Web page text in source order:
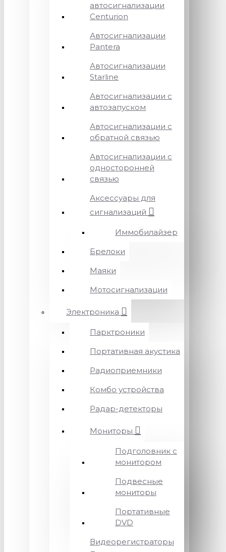
автосигнализации
Centurion
Автосигнализации
Pantera
Автосигнализации
Starline
Автосигнализации с
автозапуском
Автосигнализации с
обратной связью
Автосигнализации с
односторонней
связью
Аксессуары для
сигнализаций
Иммобилайзер
Брелоки
Маяки
Мотосигнализации
Электроника
Парктроники
Портативная акустика
Радиоприемники
Комбо устройства
Радар-детекторы
Мониторы
Подголовник с
монитором
Подвесные
мониторы
Портативные
DVD
Видеорегистраторы